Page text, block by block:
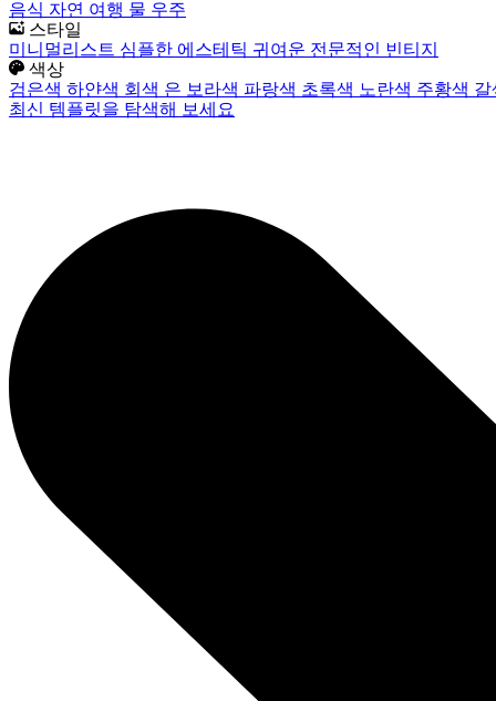
음식 자연 여행 물 우주
스타일
미니멀리스트 심플한 에스테틱 귀여운 전문적인 빈티지
색상
검은색 하얀색 회색 은 보라색 파랑색 초록색 노란색 주황색
최신 템플릿을 탐색해 보세요